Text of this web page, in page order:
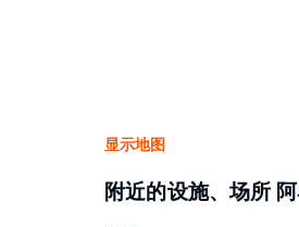
显示地图
附近的设施、场所